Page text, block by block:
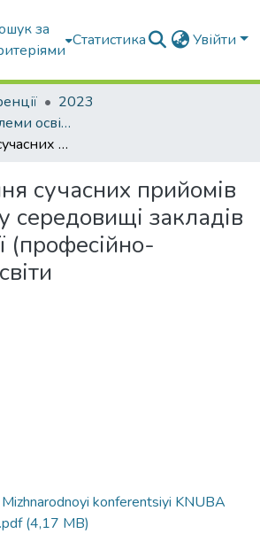
за
Статистика Увійти
2023
Актуальні проблеми освітнього процесу в контексті європейського вибору України
Використання сучасних прийомів в освітньому середовищі закладів професійної (професійно-технічної) освіти
сучасних прийомів
середовищі закладів
(професійно-
konferentsiyi KNUBA
(4,17 MB)